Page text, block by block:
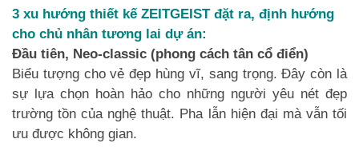
3 xu hướng thiết kế ZEITGEIST đặt ra, định hướng
cho chủ nhân tương lai dự án:
Đầu tiên, Neo-classic (phong cách tân cổ điển)
Biểu tượng cho vẻ đẹp hùng vĩ, sang trọng. Đây còn là
sự lựa chọn hoàn hảo cho những người yêu nét đẹp
trường tồn của nghệ thuật. Pha lẫn hiện đại mà vẫn tối
ưu được không gian.